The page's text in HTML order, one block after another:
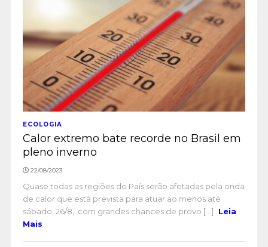
ECOLOGIA
Calor extremo bate recorde no Brasil em
pleno inverno
22/08/2023
Quase todas as regiões do País serão afetadas pela onda
de calor que está prevista para atuar ao menos até
sábado, 26/8, com grandes chances de provo [...]
Leia
Mais